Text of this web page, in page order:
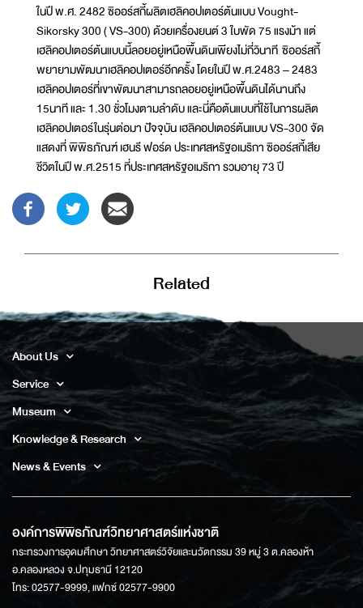
ในปี พ.ศ. 2482 ซิออร์สกี้ผลิตเฮลิคอปเตอร์ต้นแบบ Vought-
Sikorsky 300 ( VS-300) ด้วยเครื่องยนต์ 3 ใบพัด 75 แรงม้า แต่
เฮลิคอปเตอร์ต้นแบบนี้ลอยอยู่เหนือพื้นดินเพียงไม่กี่วินาที ซิออร์สกี้
พยายามพัฒนาเฮลิคอปเตอร์อีกครั้ง โดยในปี พ.ศ.2483 – 2483
เฮลิคอปเตอร์ที่เขาพัฒนาสามารถลอยอยู่เหนือพื้นดินได้นานถึง
15นาที และ 1.30 ชั่วโมงตามลำดับ และนี่คือต้นแบบที่ใช้ในการผลิต
เฮลิคอปเตอร์ในรุ่นต่อมา ปัจจุบัน เฮลิคอปเตอร์ต้นแบบ VS-300 จัด
แสดงที่ พิพิธภัณฑ์ เฮนรี ฟอร์ด ประเทศสหรัฐอเมริกา ซิออร์สกี้เสีย
ชีวิตในปี พ.ศ.2515 ที่ประเทศสหรัฐอเมริกา รวมอายุ 73 ปี
Related
About Us
Service
Museum
Knowledge & Research
News & Events
องค์การพิพิธภัณฑ์วิทยาศาสตร์แห่งชาติ
กระทรวงการอุดมศึกษา วิทยาศาสตร์วิจัยและนวัตกรรม 39 หมู่ 3 ต.คลองห้า
อ.คลองหลวง จ.ปทุมธานี 12120
โทร: 02577-9999, แฟกซ์ 02577-9900